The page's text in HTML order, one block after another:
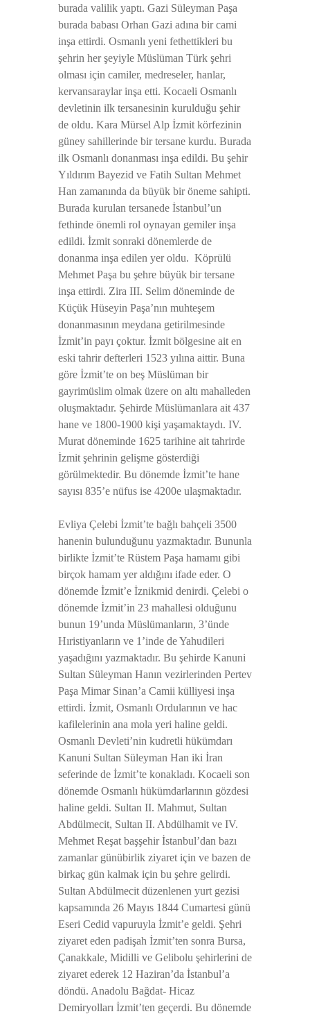
burada valilik yaptı. Gazi Süleyman Paşa
burada babası Orhan Gazi adına bir cami
inşa ettirdi. Osmanlı yeni fethettikleri bu
şehrin her şeyiyle Müslüman Türk şehri
olması için camiler, medreseler, hanlar,
kervansaraylar inşa etti. Kocaeli Osmanlı
devletinin ilk tersanesinin kurulduğu şehir
de oldu. Kara Mürsel Alp İzmit körfezinin
güney sahillerinde bir tersane kurdu. Burada
ilk Osmanlı donanması inşa edildi. Bu şehir
Yıldırım Bayezid ve Fatih Sultan Mehmet
Han zamanında da büyük bir öneme sahipti.
Burada kurulan tersanede İstanbul’un
fethinde önemli rol oynayan gemiler inşa
edildi. İzmit sonraki dönemlerde de
donanma inşa edilen yer oldu. Köprülü
Mehmet Paşa bu şehre büyük bir tersane
inşa ettirdi. Zira III. Selim döneminde de
Küçük Hüseyin Paşa’nın muhteşem
donanmasının meydana getirilmesinde
İzmit’in payı çoktur. İzmit bölgesine ait en
eski tahrir defterleri 1523 yılına aittir. Buna
göre İzmit’te on beş Müslüman bir
gayrimüslim olmak üzere on altı mahalleden
oluşmaktadır. Şehirde Müslümanlara ait 437
hane ve 1800-1900 kişi yaşamaktaydı. IV.
Murat döneminde 1625 tarihine ait tahrirde
İzmit şehrinin gelişme gösterdiği
görülmektedir. Bu dönemde İzmit’te hane
sayısı 835’e nüfus ise 4200e ulaşmaktadır.
Evliya Çelebi İzmit’te bağlı bahçeli 3500
hanenin bulunduğunu yazmaktadır. Bununla
birlikte İzmit’te Rüstem Paşa hamamı gibi
birçok hamam yer aldığını ifade eder. O
dönemde İzmit’e İznikmid denirdi. Çelebi o
dönemde İzmit’in 23 mahallesi olduğunu
bunun 19’unda Müslümanların, 3’ünde
Hıristiyanların ve 1’inde de Yahudileri
yaşadığını yazmaktadır. Bu şehirde Kanuni
Sultan Süleyman Hanın vezirlerinden Pertev
Paşa Mimar Sinan’a Camii külliyesi inşa
ettirdi. İzmit, Osmanlı Ordularının ve hac
kafilelerinin ana mola yeri haline geldi.
Osmanlı Devleti’nin kudretli hükümdarı
Kanuni Sultan Süleyman Han iki İran
seferinde de İzmit’te konakladı. Kocaeli son
dönemde Osmanlı hükümdarlarının gözdesi
haline geldi. Sultan II. Mahmut, Sultan
Abdülmecit, Sultan II. Abdülhamit ve IV.
Mehmet Reşat başşehir İstanbul’dan bazı
zamanlar günübirlik ziyaret için ve bazen de
birkaç gün kalmak için bu şehre gelirdi.
Sultan Abdülmecit düzenlenen yurt gezisi
kapsamında 26 Mayıs 1844 Cumartesi günü
Eseri Cedid vapuruyla İzmit’e geldi. Şehri
ziyaret eden padişah İzmit’ten sonra Bursa,
Çanakkale, Midilli ve Gelibolu şehirlerini de
ziyaret ederek 12 Haziran’da İstanbul’a
döndü. Anadolu Bağdat- Hicaz
Demiryolları İzmit’ten geçerdi. Bu dönemde